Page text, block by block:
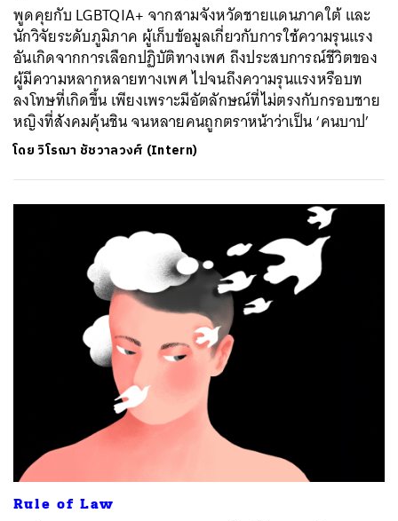
พูดคุยกับ LGBTQIA+ จากสามจังหวัดชายแดนภาคใต้ และ
นักวิจัยระดับภูมิภาค ผู้เก็บข้อมูลเกี่ยวกับการใช้ความรุนแรง
อันเกิดจากการเลือกปฏิบัติทางเพศ ถึงประสบการณ์ชีวิตของ
ผู้มีความหลากหลายทางเพศ ไปจนถึงความรุนแรงหรือบท
ลงโทษที่เกิดขึ้น เพียงเพราะมีอัตลักษณ์ที่ไม่ตรงกับกรอบชาย
หญิงที่สังคมคุ้นชิน จนหลายคนถูกตราหน้าว่าเป็น ‘คนบาป’
โดยวิโรฌา ชัชวาลวงศ์ (Intern)
Rule of Law